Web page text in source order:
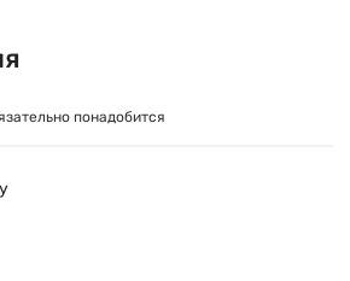
понадобится